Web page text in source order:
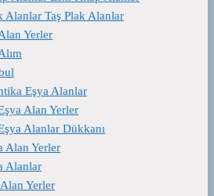
Alanlar Taş Plak Alanlar
Yerler
Eşya Alanlar
Alan Yerler
Alanlar Dükkanı
Alan Yerler
Alanlar
Yerler